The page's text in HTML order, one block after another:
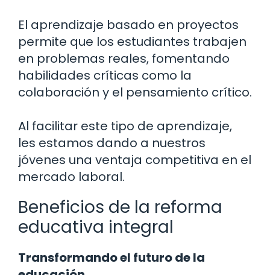
El aprendizaje basado en proyectos
permite que los estudiantes trabajen
en problemas reales, fomentando
habilidades críticas como la
colaboración y el pensamiento crítico.
Al facilitar este tipo de aprendizaje,
les estamos dando a nuestros
jóvenes una ventaja competitiva en el
mercado laboral.
Beneficios de la reforma
educativa integral
Transformando el futuro de la